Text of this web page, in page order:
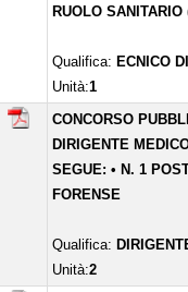
RUOLO
Qualifica: ECNICO
Unità:1
CONCORSO
DIRIGENTE
SEGUE: • N. 1
FORENSE
Qualifica:
Unità:2